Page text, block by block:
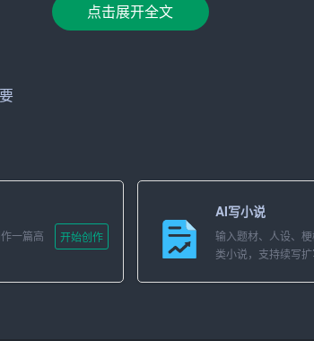
作家需要具备良好的逻辑思维能力。在公文写作
需要具备广泛的知识储备。同时，作家还需要
公文写作作家还需要注重创新和独特性。在公文
章更具吸引力和影响力。这就需要作家具备创新
点击展开全文
一篇高
开始创作
AI写小说
输入题材、人设、
类小说，支持续写